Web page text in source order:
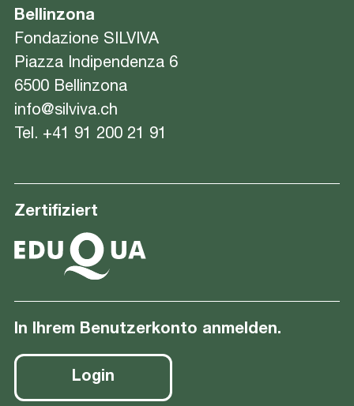
Bellinzona
Fondazione SILVIVA
Piazza Indipendenza 6
6500 Bellinzona
info@silviva.ch
Tel. +41 91 200 21 91
Zertifiziert
In Ihrem Benutzerkonto anmelden.
Login